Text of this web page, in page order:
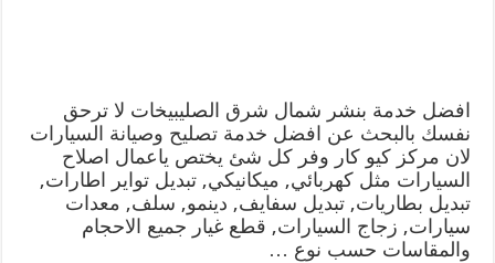
افضل خدمة بنشر شمال شرق الصليبيخات لا ترحق
نفسك بالبحث عن افضل خدمة تصليح وصيانة السيارات
لان مركز كيو كار وفر كل شئ يختص ياعمال اصلاح
السيارات مثل كهربائي, ميكانيكي, تبديل تواير اطارات,
تبديل بطاريات, تبديل سفايف, دينمو, سلف, معدات
سيارات, زجاج السيارات, قطع غيار جميع الاحجام
والمقاسات حسب نوع …